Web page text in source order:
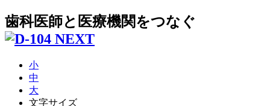
歯科医師と医療機関をつなぐ
小
中
大
文字サイズ